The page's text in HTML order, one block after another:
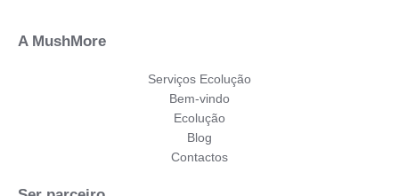
A MushMore
Serviços Ecolução
Bem-vindo
Ecolução
Blog
Contactos